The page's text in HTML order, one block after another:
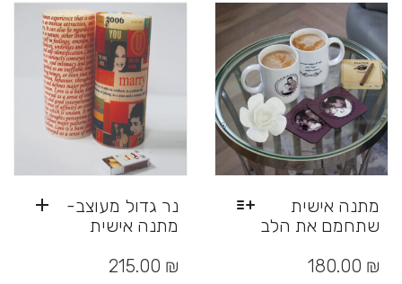
האפשרויות
ניתן
לבחור
את
האפשרויות
בעמוד
המוצר
נר גדול מעוצב-
מתנה אישית
215.00 ₪
מתנה אישית
שתחמם את הלב
זה 180.00 ₪